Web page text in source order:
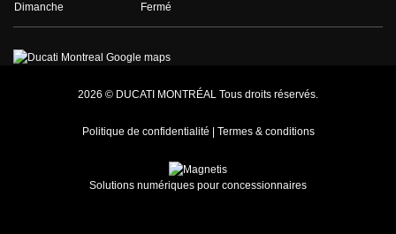
Dimanche
Fermé
2026 © DUCATI MONTRÉAL Tous droits réservés.
Politique de confidentialité | Termes & conditions
Solutions numériques pour concessionnaires